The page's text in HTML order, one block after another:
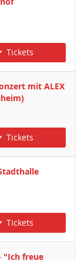
Tickets
mit ALEX
Tickets
Tickets
"Ich freue